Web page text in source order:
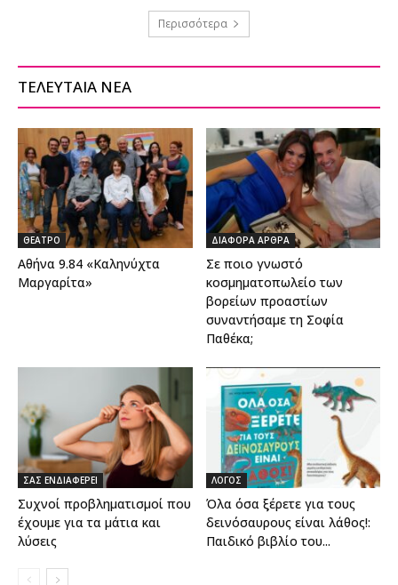
Περισσότερα
ΤΕΛΕΥΤΑΙΑ ΝΕΑ
ΘΕΑΤΡΟ
Αθήνα 9.84 «Καληνύχτα
Μαργαρίτα»
ΔΙΑΦΟΡΑ ΑΡΘΡΑ
Σε ποιο γνωστό
κοσμηματοπωλείο των
βορείων προαστίων
συναντήσαμε τη Σοφία
Παθέκα;
ΣΑΣ ΕΝΔΙΑΦΕΡΕΙ
Συχνοί προβληματισμοί που
έχουμε για τα μάτια και
λύσεις
ΛΟΓΟΣ
Όλα όσα ξέρετε για τους
δεινόσαυρους είναι λάθος!:
Παιδικό βιβλίο του...